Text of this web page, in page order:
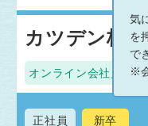
カツデン株
オンライン会社見学
正社員 新卒
気
を
で
※